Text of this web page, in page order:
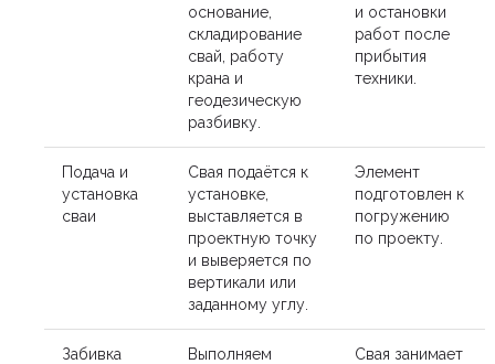
основание,
складирование
свай, работу
крана и
геодезическую
разбивку.
и остановки
работ после
прибытия
техники.
Подача и
установка
сваи
Свая подаётся к
установке,
выставляется в
проектную точку
и выверяется по
вертикали или
заданному углу.
Элемент
подготовлен к
погружению
по проекту.
Забивка
Выполняем
Свая занимает